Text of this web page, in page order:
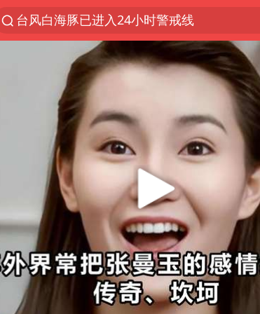
台风白海豚已进入24小时警戒线
“电影+”如何激发千亿级消费新活力？
泉州市委书记张毅恭被查
秘鲁和墨西哥宣布恢复外交关系
沙特土耳其巴基斯坦签署共同防务协议
多地严查未成年飙车炸街
泰国校园枪击事件已致8死30余伤
中医教你一招提升气血
上海：台风白海豚或将带来龙卷风
全球首个长时储能一体化产业园量产
四川宜宾市高县4.9级地震致1人死亡